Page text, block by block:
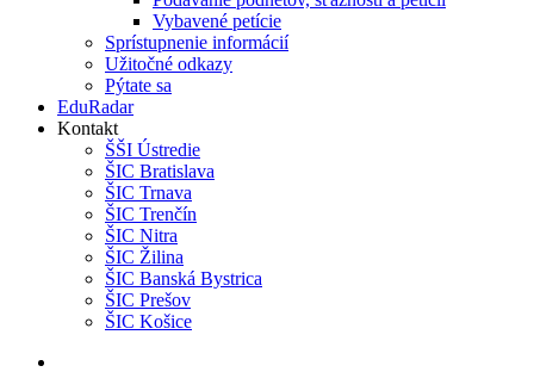
Vybavené petície
Sprístupnenie informácií
Užitočné odkazy
Pýtate sa
EduRadar
Kontakt
ŠŠI Ústredie
ŠIC Bratislava
ŠIC Trnava
ŠIC Trenčín
ŠIC Nitra
ŠIC Žilina
ŠIC Banská Bystrica
ŠIC Prešov
ŠIC Košice